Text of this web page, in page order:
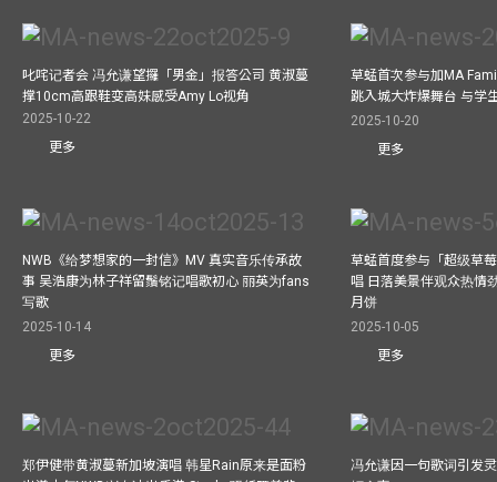
叱咤记者会 冯允谦望攞「男金」报答公司 黄淑蔓
撑10cm高跟鞋变高妹感受Amy Lo视角
2025-10-22
更多
草蜢首次参与加MA
跳入城大炸爆舞台 与学
2025-10-20
更多
NWB《给梦想家的一封信》MV 真实音乐传承故
事 吴浩康为林子祥留鬚铭记唱歌初心 丽英为fans
写歌
2025-10-14
更多
草蜢首度参与「超级草
唱 日落美景伴观众热情
月饼
2025-10-05
更多
郑伊健带黄淑蔓新加坡演唱 韩星Rain原来是面粉
冯允谦因一句歌词引发